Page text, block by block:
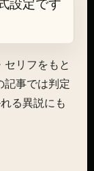
設定です
リフをもと
記事では判定
る異説にも